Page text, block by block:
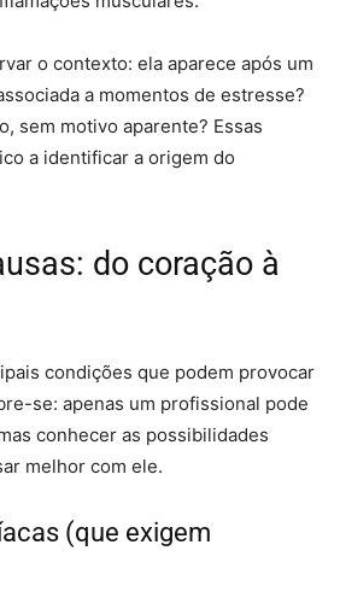
o contexto: ela aparece após um
a momentos de estresse?
sem motivo aparente? Essas
a identificar a origem do
do coração à
condições que podem provocar
se: apenas um profissional pode
conhecer as possibilidades
melhor com ele.
(que exigem